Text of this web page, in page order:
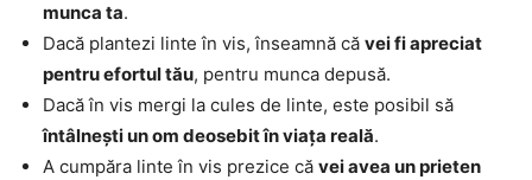
munca ta.
Dacă plantezi linte în vis, înseamnă că vei fi apreciat
pentru efortul tău, pentru munca depusă.
Dacă în vis mergi la cules de linte, este posibil să
întâlnești un om deosebit în viața reală.
A cumpăra linte în vis prezice că vei avea un prieten